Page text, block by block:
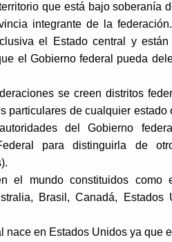
que está bajo soberanía
integrante de la
el Estado central y
el Gobierno federal pueda
se creen distritos
particulares de cualquier
del Gobierno
para distinguirla de
el mundo constituidos como
Brasil, Canadá,
nace en Estados Unidos ya que